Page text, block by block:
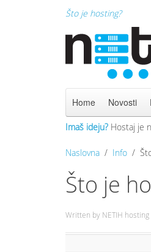
Što je hosting?
Home Novosti
Imaš ideju? Hostaj je
Naslovna Info
Što je
Written by NETIH hosting